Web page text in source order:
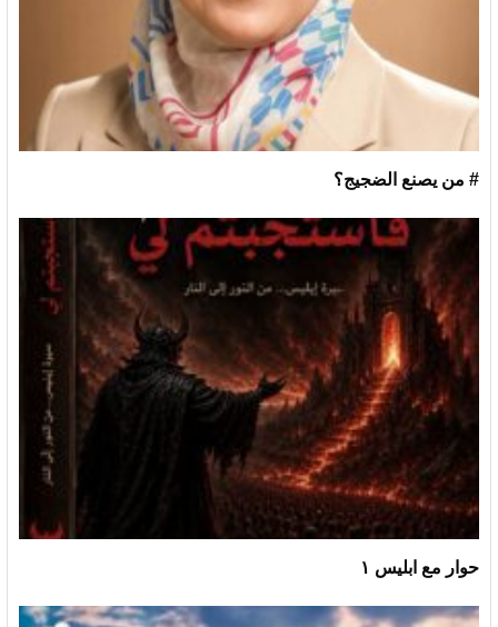
# من يصنع الضجيج؟
حوار مع ابليس ١